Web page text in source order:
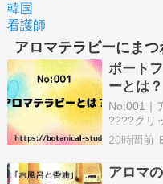
韓国
看護師
アロマテラピーにま
ポート
ーとは
No:001｜
????クリ
ン瑠璃地
ピーの基
法、統合
20時間前
アロマ